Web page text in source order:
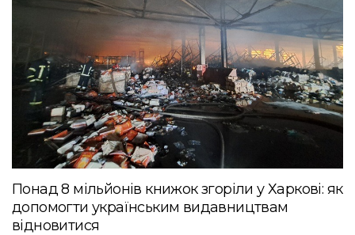
Понад 8 мільйонів книжок згоріли у Харкові: як
допомогти українським видавництвам
відновитися